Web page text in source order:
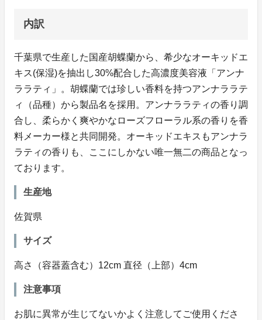
内訳
千葉県で生産した国産胡蝶蘭から、希少なオーキッドエ
キス(保湿)を抽出し30%配合した高濃度美容液「アンナ
ララティ」。胡蝶蘭では珍しい香料を持つアンナララテ
ィ（品種）から製品名を採用。アンナララティの香り調
合し、柔らかく爽やかなローズフローラル系の香りを香
料メーカー様と共同開発。オーキッドエキスもアンナラ
ラティの香りも、ここにしかない唯一無二の商品となっ
ております。
生産地
佐賀県
サイズ
高さ（容器蓋含む）12cm 直径（上部）4cm
注意事項
お肌に異常が生じてないかよく注意してご使用くださ